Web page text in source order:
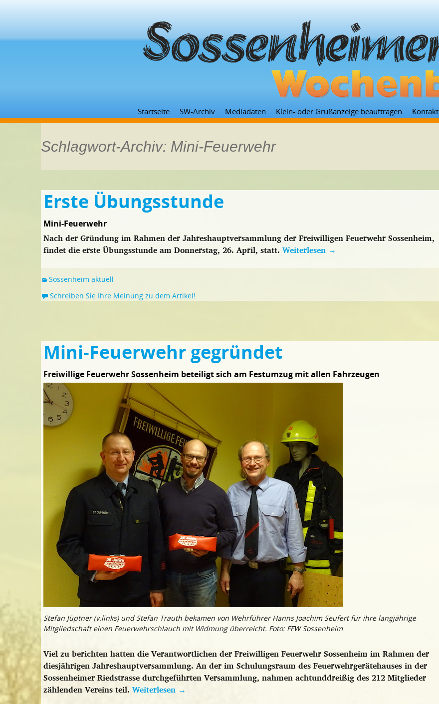
Zum
Inhalt
Startseite SW-Archiv Mediadaten Klein- oder Grußanzeige beauftragen Kontakt
Schlagwort-Archiv: Mini-Feuerwehr
Erste Übungsstunde
Mini-Feuerwehr
Nach der Gründung im Rahmen der Jahreshauptversammlung der Freiwilligen Feuerwehr Sossenheim,
findet die erste Übungsstunde am Donnerstag, 26. April, statt. Weiterlesen →
Sossenheim aktuell
Schreiben Sie Ihre Meinung zu dem Artikel!
Mini-Feuerwehr gegründet
Freiwillige Feuerwehr Sossenheim beteiligt sich am Festumzug mit allen Fahrzeugen
Stefan Jüptner (v.links) und Stefan Trauth bekamen von Wehrführer Hanns Joachim Seufert für ihre langjährige
Mitgliedschaft einen Feuerwehrschlauch mit Widmung überreicht. Foto: FFW Sossenheim
Viel zu berichten hatten die Verantwortlichen der Freiwilligen Feuerwehr Sossenheim im Rahmen der
diesjährigen Jahreshauptversammlung. An der im Schulungsraum des Feuerwehrgerätehauses in der
Sossenheimer Riedstrasse durchgeführten Versammlung, nahmen achtunddreißig des 212 Mitglieder
zählenden Vereins teil. Weiterlesen →